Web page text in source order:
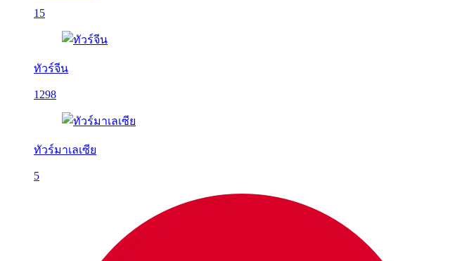
15
ทัวร์จีน
1298
ทัวร์มาเลเซีย
5